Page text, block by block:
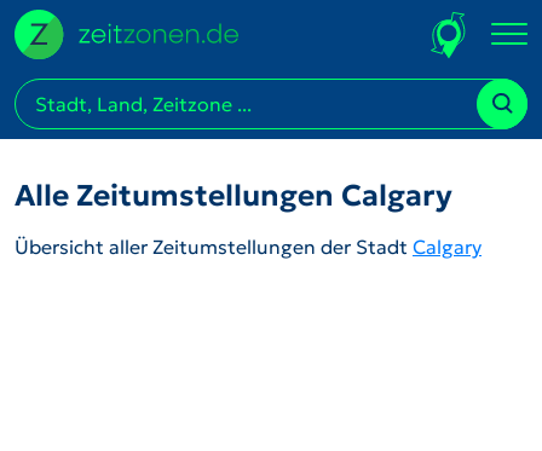
Alle Zeitumstellungen Calgary
Übersicht aller Zeitumstellungen der Stadt Calgary